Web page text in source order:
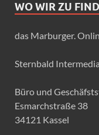
WO WIR ZU
das Marburger.
Sternbald Intermedia
Büro und
Esmarchstraße 38
34121 Kassel